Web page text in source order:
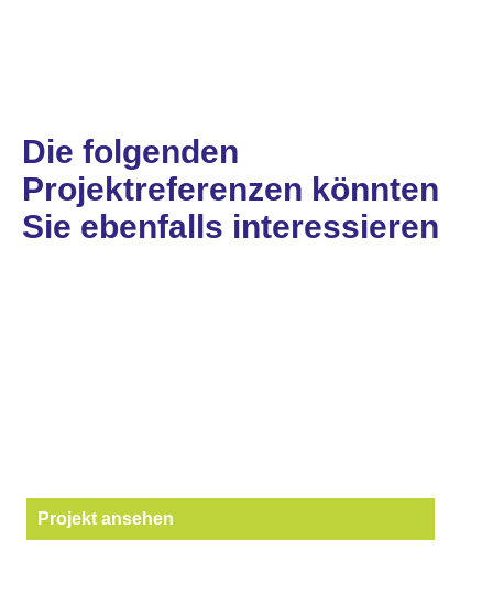
Die folgenden
Projektreferenzen könnten
Sie ebenfalls interessieren
Projekt ansehen